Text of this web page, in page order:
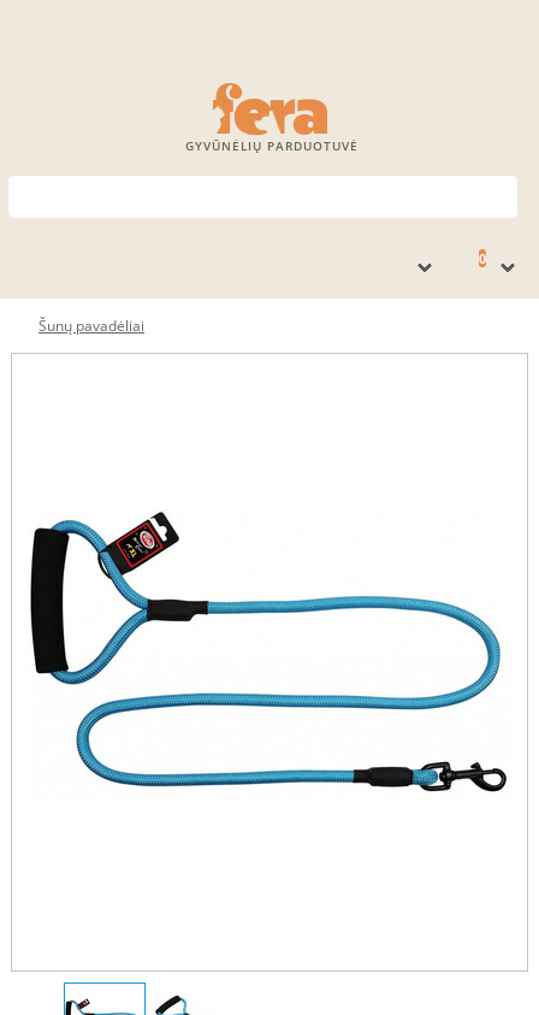
GYVŪNĖLIŲ PARDUOTUVĖ
0
Šunų pavadėliai